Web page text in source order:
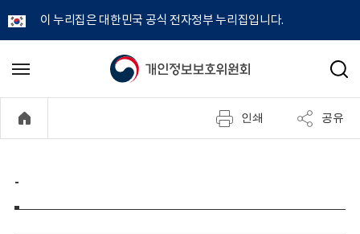
이 누리집은 대한민국 공식 전자정부 누리집입니다.
개
정
보
메
기
검
인쇄 공유
-